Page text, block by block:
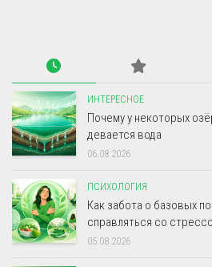
ИНТЕРЕСНОЕ
Почему у некоторых
девается вода
06.08.2026
ПСИХОЛОГИЯ
Как забота о базовых
справляться со
05.08.2026